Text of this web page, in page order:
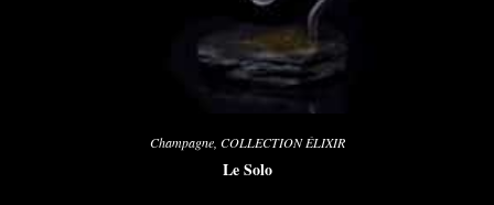
Champagne, COLLECTION ÉLIXIR
Le Solo